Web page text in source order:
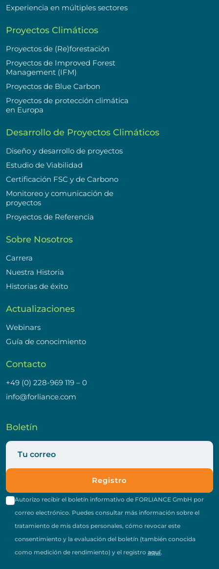
Experiencia en múltiples sectores
Proyectos Climáticos
Proyectos de (Re)forestación
Proyectos de Improved Forest
Management (IFM)
Proyectos de Blue Carbon
Proyectos de protección climática
en Europa
Desarrollo de Proyectos Climáticos
Diseño y desarrollo de proyectos
Estudio de Viabilidad
Certificación FSC y de Carbono
Monitoreo y comunicación de
proyectos
Proyectos de Referencia
Sobre Nosotros
Carrera
Nuestra Historia
Historias de éxito
Actualizaciones
Webinars
Guía de conocimiento
Contacto
+49 (0) 228-969 119 – 0
info@forliance.com
Boletín
Registro
Autorizo recibir el boletín informativo de FORLIANCE GmbH por
correo electrónico. Puedes consultar más información sobre el
tratamiento de mis datos personales, cómo revocar este
consentimiento y la evaluación del boletín (también conocida
como medición de rendimiento) y el registro aquí.